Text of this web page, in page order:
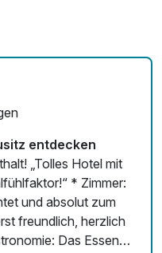
entdecken
„Tolles Hotel mit
* Zimmer:
und absolut zum